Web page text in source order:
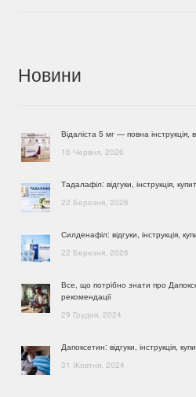
Новини
Відаліста 5 мг — повна інструкція,
16 Червня, 2026
Тадалафіл: відгуки, інструкція,
22 Березня, 2026
Силденафіл: відгуки, інструкція,
22 Березня, 2026
Все, що потрібно знати про
рекомендації
29 Грудня, 2024
Дапоксетин: відгуки, інструкція,
31 Жовтня, 2024